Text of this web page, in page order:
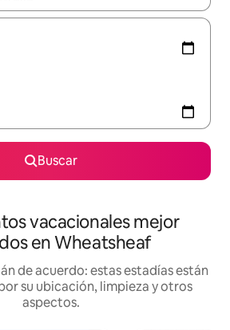
Buscar
vacacionales mejor
en Wheatsheaf
de acuerdo: estas estadías están
su ubicación, limpieza y otros
aspectos.